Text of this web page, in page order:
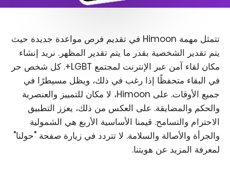
تتمثل مهمة Himoon في تقديم فرص مواعدة جديدة حيث
يتم تقدير الشخصية بقدر ما يتم تقدير المظهر. نريد إنشاء
مكان لقاء آمن عبر الإنترنت لمجتمع LGBT+. كل شخص حر
في البقاء متحفظًا إذا رغب في ذلك، ويظل مسيطرًا في
جميع الأوقات. على Himoon، لا مكان للتمييز والعنصرية
والحكم والمضايقة. على العكس من ذلك، يعزز التطبيق
الاحترام والتسامح. قيمنا الأساسية الأربع هي الشمولية
والجرأة والأصالة والسلامة. لا تتردد في زيارة صفحة "حولنا"
لمعرفة المزيد عن هويتنا.